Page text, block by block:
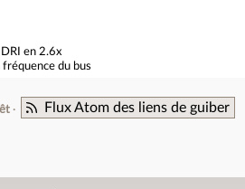
en 2.6x
fréquence du bus
Flux Atom des liens de guiber